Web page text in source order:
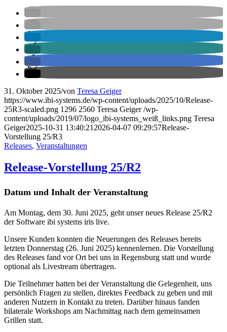
31. Oktober 2025/von Teresa Geiger
https://www.ibi-systems.de/wp-content/uploads/2025/10/Release-
25R3-scaled.png 1296 2560 Teresa Geiger /wp-
content/uploads/2019/07/logo_ibi-systems_weiß_links.png Teresa
Geiger2025-10-31 13:40:21 2026-04-07 09:29:57Release-
Vorstellung 25/R3
Releases, Veranstaltungen
Release-Vorstellung 25/R2
Datum und Inhalt der Veranstaltung
Am Montag, dem 30. Juni 2025, geht unser neues Release 25/R2
der Software ibi systems iris live.
Unsere Kunden konnten die Neuerungen des Releases bereits
letzten Donnerstag (26. Juni 2025) kennenlernen. Die Vorstellung
des Releases fand vor Ort bei uns in Regensburg statt und wurde
optional als Livestream übertragen.
Die Teilnehmer hatten bei der Veranstaltung die Gelegenheit, uns
persönlich Fragen zu stellen, direktes Feedback zu geben und mit
anderen Nutzern in Kontakt zu treten. Darüber hinaus fanden
bilaterale Workshops am Nachmittag nach dem gemeinsamen
Grillen statt.